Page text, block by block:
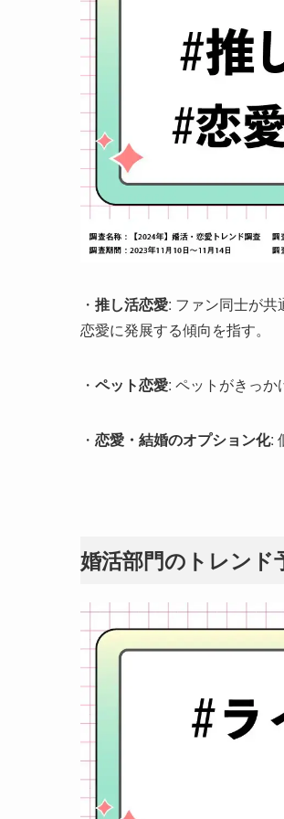
・ 推し活恋愛: ファン同士が
恋愛に発展する傾向を指す。
・ ペット恋愛: ペットがきっか
・ 恋愛・結婚のオプション化:
婚活部門のトレンド